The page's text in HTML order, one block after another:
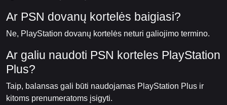
Ar PSN dovanų kortelės baigiasi?
Ne, PlayStation dovanų kortelės neturi galiojimo termino.
Ar galiu naudoti PSN korteles PlayStation
Plus?
Taip, balansas gali būti naudojamas PlayStation Plus ir
kitoms prenumeratoms įsigyti.